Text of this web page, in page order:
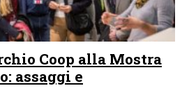
Coop alla Mostra
assaggi e